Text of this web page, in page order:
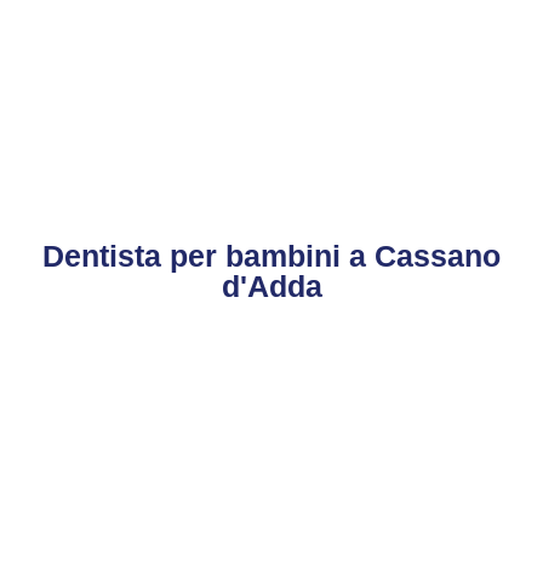
Dentista per bambini a Cassano
d'Adda